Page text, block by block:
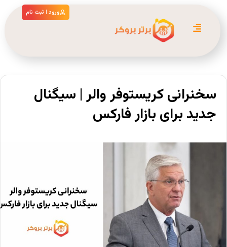
ورود | ثبت نام
سخنرانی کریستوفر والر | سیگنال
جدید برای بازار فارکس